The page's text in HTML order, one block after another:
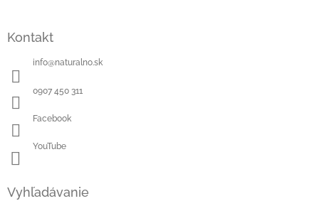
Kontakt
info@naturalno.sk
0907 450 311
Facebook
YouTube
Vyhľadávanie